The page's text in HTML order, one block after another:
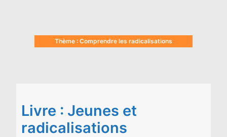
Thème : Comprendre les radicalisations
Livre : Jeunes et
radicalisations